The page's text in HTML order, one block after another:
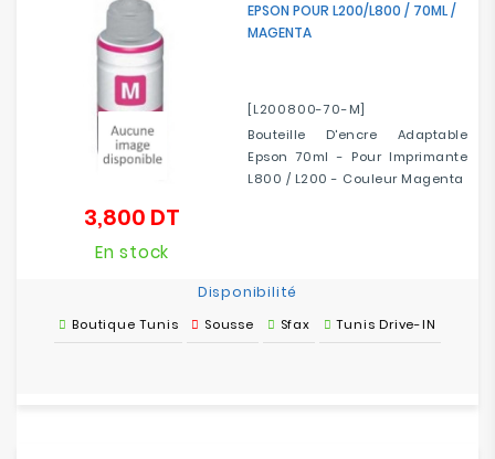
EPSON POUR L200/L800 / 70ML /
MAGENTA
[L200800-70-M]
Bouteille D'encre Adaptable
Epson 70ml - Pour Imprimante
L800 / L200 - Couleur Magenta
3,800 DT
En stock
Disponibilité
Boutique Tunis Sousse Sfax Tunis Drive-IN